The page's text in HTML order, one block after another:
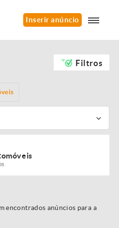
Inserir anúncio
Filtros
encontrados anúncios para a